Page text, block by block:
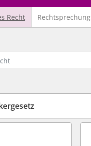
Recht Rechtsprechung